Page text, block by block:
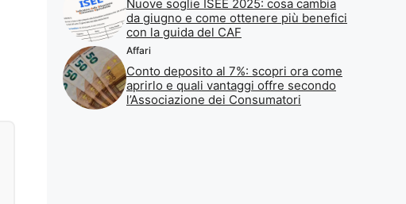
Nuove soglie ISEE 2025: cosa cambia
da giugno e come ottenere più benefici
con la guida del CAF
Affari
Conto deposito al 7%: scopri ora come
aprirlo e quali vantaggi offre secondo
l’Associazione dei Consumatori